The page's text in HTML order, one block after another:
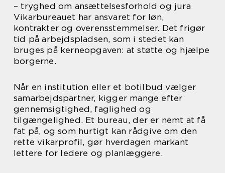
– tryghed om ansættelsesforhold og jura
Vikarbureauet har ansvaret for løn,
kontrakter og overensstemmelser. Det frigør
tid på arbejdspladsen, som i stedet kan
bruges på kerneopgaven: at støtte og hjælpe
borgerne.
Når en institution eller et botilbud vælger
samarbejdspartner, kigger mange efter
gennemsigtighed, faglighed og
tilgængelighed. Et bureau, der er nemt at få
fat på, og som hurtigt kan rådgive om den
rette vikarprofil, gør hverdagen markant
lettere for ledere og planlæggere.